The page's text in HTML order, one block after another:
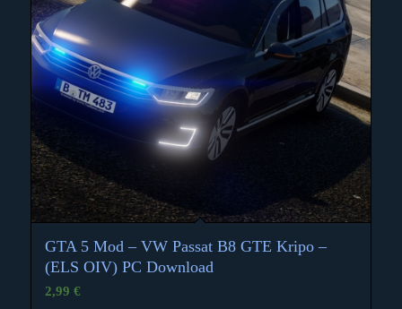
GTA 5 Mod – VW Passat B8 GTE Kripo –
(ELS OIV) PC Download
2,99 €